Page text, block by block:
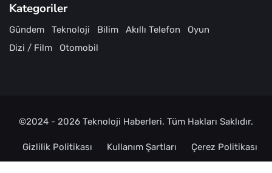
Kategoriler
Gündem Teknoloji Bilim Akıllı Telefon
Oyun
Dizi / Film
Otomobil
©2024 - 2026 Teknoloji Haberleri. Tüm Hakları Saklıdır.
Gizlilik Politikası Kullanım Şartları Çerez Politikası